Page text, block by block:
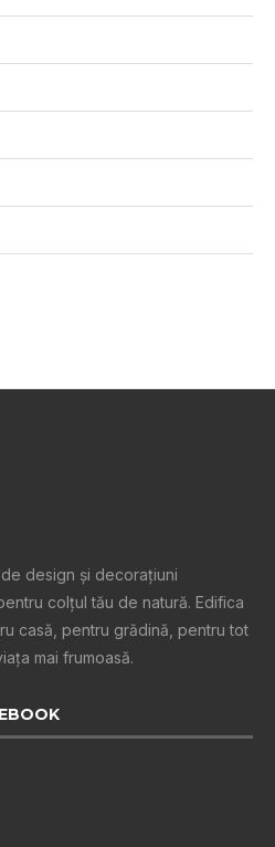
design şi decoraţiuni
colţul tău de natură. Edifica
casă, pentru grădină, pentru tot
mai frumoasă.